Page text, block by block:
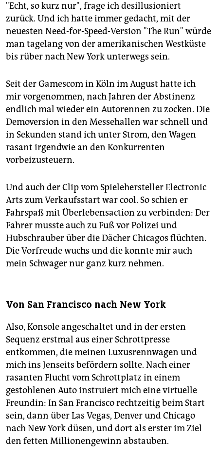
genossenschaft
epaper login
"Echt, so kurz nur", frage ich desillusioniert
zurück. Und ich hatte immer gedacht, mit der
neuesten Need-for-Speed-Version "The Run" würde
man tagelang von der amerikanischen Westküste
bis rüber nach New York unterwegs sein.
Seit der Gamescom in Köln im August hatte ich
mir vorgenommen, nach Jahren der Abstinenz
endlich mal wieder ein Autorennen zu zocken. Die
Demoversion in den Messehallen war schnell und
in Sekunden stand ich unter Strom, den Wagen
rasant irgendwie an den Konkurrenten
vorbeizusteuern.
Und auch der Clip vom Spielehersteller Electronic
Arts zum Verkaufsstart war cool. So schien er
Fahrspaß mit Überlebensaction zu verbinden: Der
Fahrer musste auch zu Fuß vor Polizei und
Hubschrauber über die Dächer Chicagos flüchten.
Die Vorfreude wuchs und die konnte mir auch
mein Schwager nur ganz kurz nehmen.
Von San Francisco nach New York
Also, Konsole angeschaltet und in der ersten
Sequenz erstmal aus einer Schrottpresse
entkommen, die meinen Luxusrennwagen und
mich ins Jenseits befördern sollte. Nach einer
rasanten Flucht vom Schrottplatz in einem
gestohlenen Auto instruiert mich eine virtuelle
Freundin: In San Francisco rechtzeitig beim Start
sein, dann über Las Vegas, Denver und Chicago
nach New York düsen, und dort als erster im Ziel
den fetten Millionengewinn abstauben.